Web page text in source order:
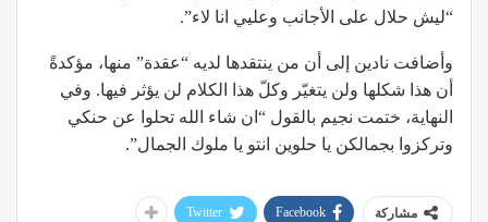
“ليش حلال على الأجانب وعليي انا لاء”.
وأضافت نادين إلى أن من ينتقدها لديه “عقدة” منها، مؤكدةً
أن هذا شكلها ولن يتغيّر وكلّ هذا الكلام لن يؤثر فيها. وفي
النهاية، ختمت نجيم بالقول “ان شاء الله تحلوا عن حنكي
وتركزوا بجمالكن يا حلوين انتو يا ملوك الجمال”.
مشاركة Facebook
Twitter